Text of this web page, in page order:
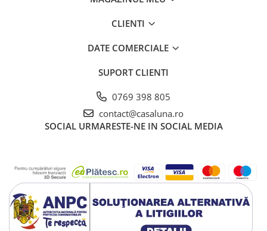
CLIENTI
DATE COMERCIALE
SUPORT CLIENTI
0769 398 805
contact@casaluna.ro
SOCIAL URMARESTE-NE IN SOCIAL MEDIA